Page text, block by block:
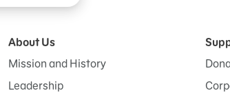
About Us
Mission and History
Leadership